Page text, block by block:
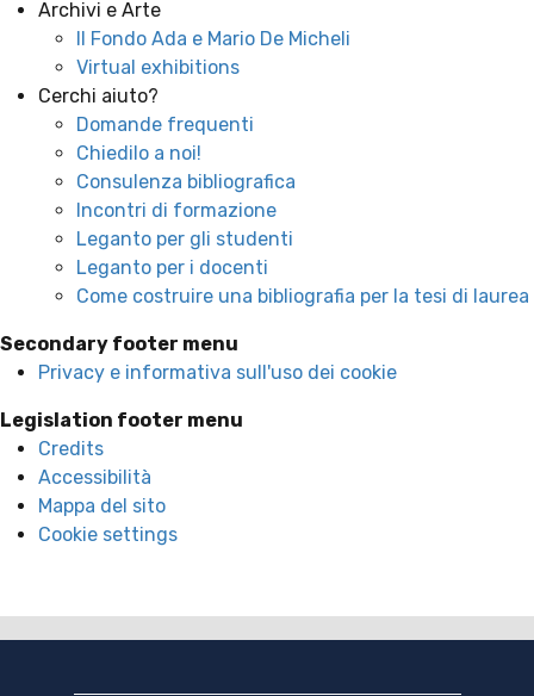
Archivi e Arte
Il Fondo Ada e Mario De Micheli
Virtual exhibitions
Cerchi aiuto?
Domande frequenti
Chiedilo a noi!
Consulenza bibliografica
Incontri di formazione
Leganto per gli studenti
Leganto per i docenti
Come costruire una bibliografia per la tesi di laurea
Secondary footer menu
Privacy e informativa sull'uso dei cookie
Legislation footer menu
Credits
Accessibilità
Mappa del sito
Cookie settings